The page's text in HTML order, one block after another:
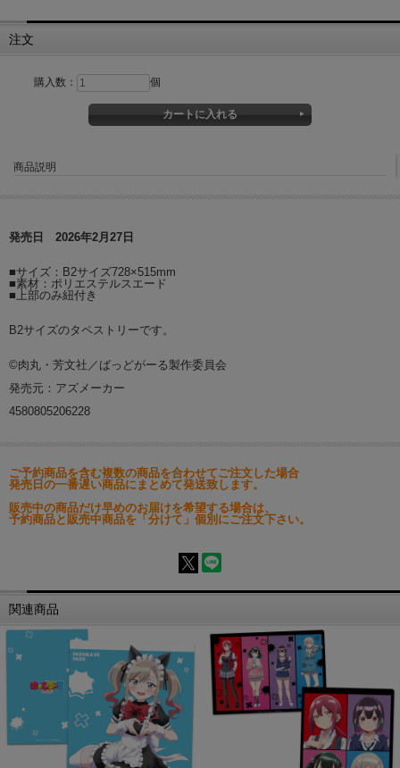
注文
購入数： 個
商品説明
発売日 2026年2月27日
■サイズ：B2サイズ728×515mm
■素材：ポリエステルスエード
■上部のみ紐付き
B2サイズのタペストリーです。
©肉丸・芳文社／ばっどがーる製作委員会
発売元：アズメーカー
4580805206228
ご予約商品を含む複数の商品を合わせてご注文した場合
発売日の一番遅い商品にまとめて発送致します。
販売中の商品だけ早めのお届けを希望する場合は、
予約商品と販売中商品を「分けて」個別にご注文下さい。
関連商品